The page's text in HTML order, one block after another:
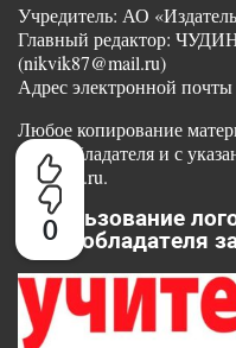
0
Учредитель: АО
Главный редактор:
(nikvik87@mail.ru)
Адрес электронной
Любое копирование
правообладателя и с
www.ug.ru.
Использование
правообладателя